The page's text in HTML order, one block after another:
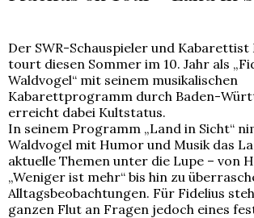
Der SWR-Schauspieler und
tourt diesen Sommer im 10. Jahr als
Waldvogel“ mit seinem musikalischen
Kabarettprogramm durch Baden-
erreicht dabei Kultstatus.
In seinem Programm „Land in Sicht“
Waldvogel mit Humor und Musik das
aktuelle Themen unter die Lupe – von
„Weniger ist mehr“ bis hin zu
Alltagsbeobachtungen. Für Fidelius
ganzen Flut an Fragen jedoch eines